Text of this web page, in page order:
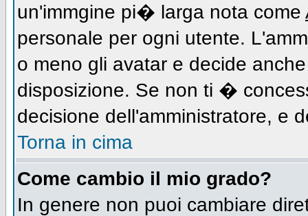
un'immgine pi� larga nota come
personale per ogni utente.
o meno gli avatar e decide
disposizione. Se non ti �
decisione dell'amministratore, e
Torna in cima
Come cambio il mio grado?
In genere non puoi cambiare